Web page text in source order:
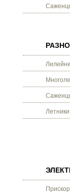
Летники